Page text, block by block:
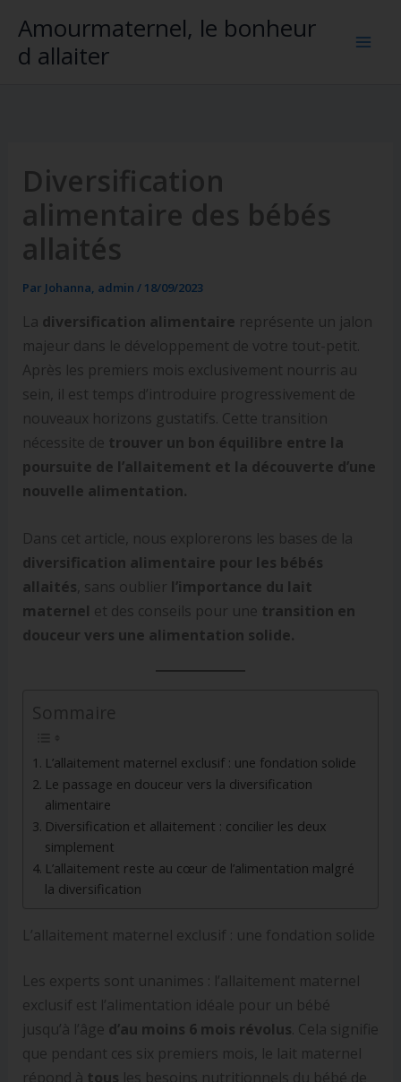
contenu
Amourmaternel, le bonheur
d allaiter
Diversification
alimentaire des bébés
allaités
Par Johanna, admin / 18/09/2023
La diversification alimentaire représente un jalon
majeur dans le développement de votre tout-petit.
Après les premiers mois exclusivement nourris au
sein, il est temps d’introduire progressivement de
nouveaux horizons gustatifs. Cette transition
nécessite de trouver un bon équilibre entre la
poursuite de l’allaitement et la découverte d’une
nouvelle alimentation.
Dans cet article, nous explorerons les bases de la
diversification alimentaire pour les bébés
allaités , sans oublier l’importance du lait
maternel et des conseils pour une transition en
douceur vers une alimentation solide.
Sommaire
L’allaitement maternel exclusif : une fondation solide
Le passage en douceur vers la diversification
alimentaire
Diversification et allaitement : concilier les deux
simplement
L’allaitement reste au cœur de l’alimentation malgré
la diversification
L’allaitement maternel exclusif : une fondation solide
Les experts sont unanimes : l’allaitement maternel
exclusif est l’alimentation idéale pour un bébé
jusqu’à l’âge d’au moins 6 mois révolus. Cela signifie
que pendant ces six premiers mois, le lait maternel
répond à tous les besoins nutritionnels du bébé de